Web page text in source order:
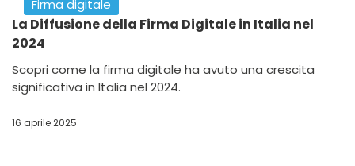
Firma digitale
La Diffusione della Firma Digitale in Italia nel
2024
Scopri come la firma digitale ha avuto una crescita
significativa in Italia nel 2024.
16 aprile 2025